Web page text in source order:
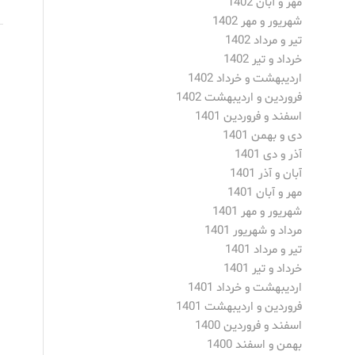
شهریور و مهر 1402
تیر و مرداد 1402
خرداد و تیر 1402
اردیبهشت و خرداد 1402
فروردین و اردیبهشت 1402
اسفند و فروردین 1401
دی و بهمن 1401
آذر و دی 1401
آبان و آذر 1401
مهر و آبان 1401
شهریور و مهر 1401
مرداد و شهریور 1401
تیر و مرداد 1401
خرداد و تیر 1401
اردیبهشت و خرداد 1401
فروردین و اردیبهشت 1401
اسفند و فروردین 1400
بهمن و اسفند 1400